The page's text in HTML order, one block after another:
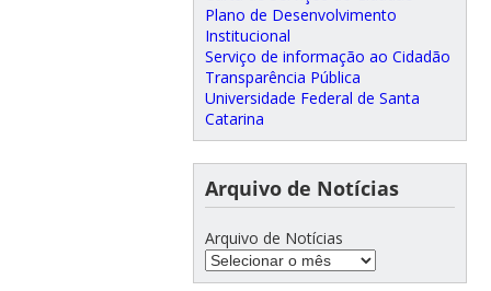
Plano de Desenvolvimento
Institucional
Serviço de informação ao Cidadão
Transparência Pública
Universidade Federal de Santa
Catarina
Arquivo de Notícias
Arquivo de Notícias